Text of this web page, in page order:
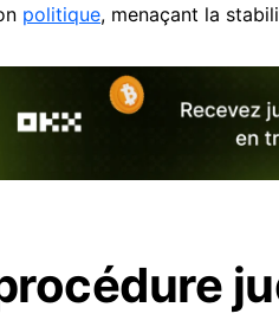
politique, menaçant la